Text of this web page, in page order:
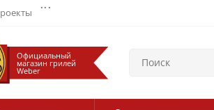
...
Официальный
магазин грилей
Weber